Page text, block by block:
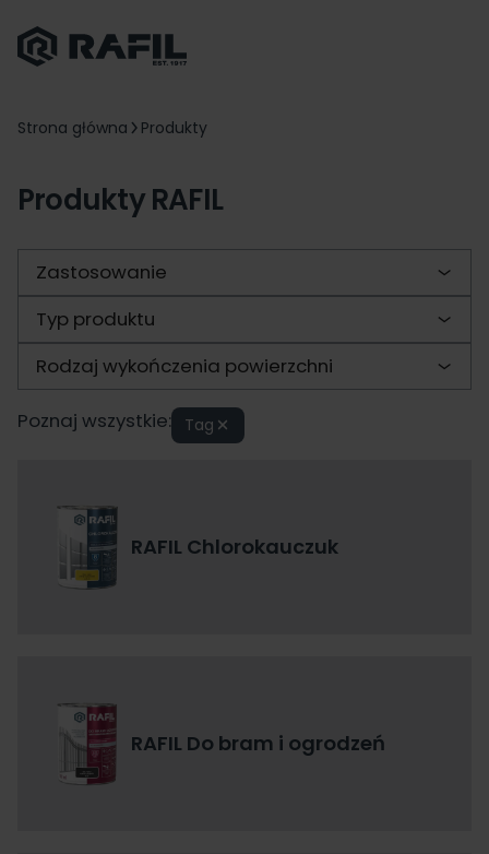
Strona główna Produkty
Produkty RAFIL
Zastosowanie
Typ produktu
Rodzaj wykończenia powierzchni
Poznaj wszystkie: Tag
RAFIL Chlorokauczuk
RAFIL Do bram i ogrodzeń